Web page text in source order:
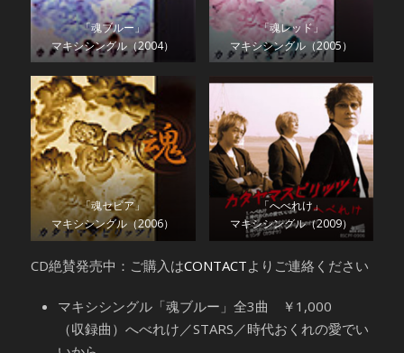
「魂ブルー」
マキシシングル（2004）
「魂レッド」
マキシシングル（2005）
「魂セピア」
マキシシングル（2006）
「へべれけ」
マキシシングル（2009）
CD絶賛発売中：ご購入はCONTACTよりご連絡ください
マキシシングル「魂ブルー」全3曲 ￥1,000
（収録曲）へべれけ／STARS／時代おくれの愛でい